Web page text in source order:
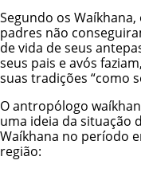
Segundo os
padres não
de vida de seus
seus pais e avós
suas tradições “como
O antropólogo
uma ideia da situação
Waíkhana no período
região: